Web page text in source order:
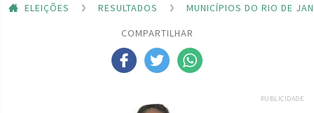
ELEIÇÕES RESULTADOS
MUNICÍPIOS DO RIO DE
COMPARTILHAR
PUBLICIDADE